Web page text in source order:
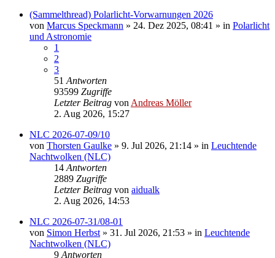
(Sammelthread) Polarlicht-Vorwarnungen 2026
von Marcus Speckmann » 24. Dez 2025, 08:41 » in Polarlicht
und Astronomie
1
2
3
51 Antworten
93599 Zugriffe
Letzter Beitrag von Andreas Möller
2. Aug 2026, 15:27
NLC 2026-07-09/10
von Thorsten Gaulke » 9. Jul 2026, 21:14 » in Leuchtende
Nachtwolken (NLC)
14 Antworten
2889 Zugriffe
Letzter Beitrag von aidualk
2. Aug 2026, 14:53
NLC 2026-07-31/08-01
von Simon Herbst » 31. Jul 2026, 21:53 » in Leuchtende
Nachtwolken (NLC)
9 Antworten